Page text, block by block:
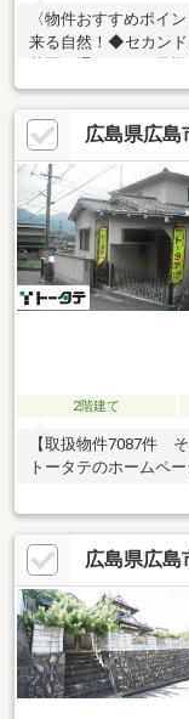
〈物件おすすめポイ
来る自然！◆セカン
つろぐひととき♪※一
◆広島交通/上勝木バ
まで約301 m◆セブン
ども園かつぎ幼稚園(
ずは資料を見たい...
気軽にお問合せくだ
広島県広島
2階建て
【取扱物件7087件
トータテのホームペ
広島県広島